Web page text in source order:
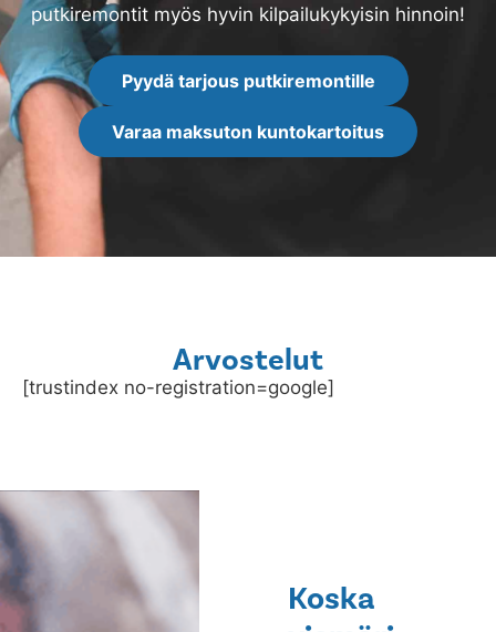
putkiremontit myös hyvin kilpailukykyisin hinnoin!
Pyydä tarjous putkiremontille
Varaa maksuton kuntokartoitus
Arvostelut
[trustindex no-registration=google]
Koska